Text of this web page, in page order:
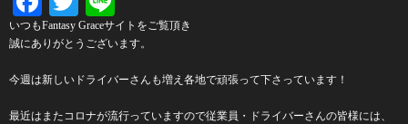
いつもFantasy Graceサイトをご覧頂き
誠にありがとうございます。
今週は新しいドライバーさんも増え各地で頑張って下さっています！
最近はまたコロナが流行っていますので従業員・ドライバーさんの皆様には、